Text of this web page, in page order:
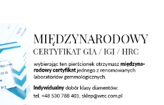
Diament
Brylantowy okrągły
0.400 ct - 1 szt.